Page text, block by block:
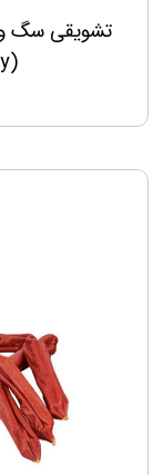
تشویقی سگ
(Wanpy) وزن 100 گرم